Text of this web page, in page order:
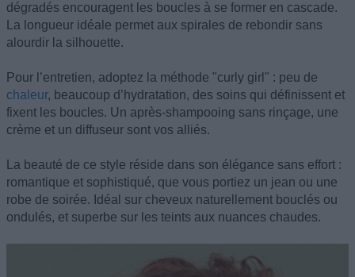
dégradés encouragent les boucles à se former en cascade.
La longueur idéale permet aux spirales de rebondir sans
alourdir la silhouette.
Pour l’entretien, adoptez la méthode "curly girl" : peu de
chaleur, beaucoup d’hydratation, des soins qui définissent et
fixent les boucles. Un après-shampooing sans rinçage, une
crème et un diffuseur sont vos alliés.
La beauté de ce style réside dans son élégance sans effort :
romantique et sophistiqué, que vous portiez un jean ou une
robe de soirée. Idéal sur cheveux naturellement bouclés ou
ondulés, et superbe sur les teints aux nuances chaudes.